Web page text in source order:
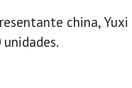
china,